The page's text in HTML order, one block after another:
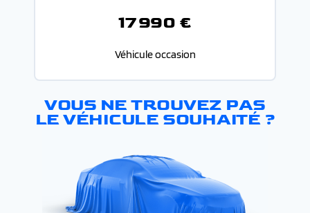
17 990 €
Véhicule occasion
VOUS NE TROUVEZ PAS
LE VÉHICULE SOUHAITÉ ?